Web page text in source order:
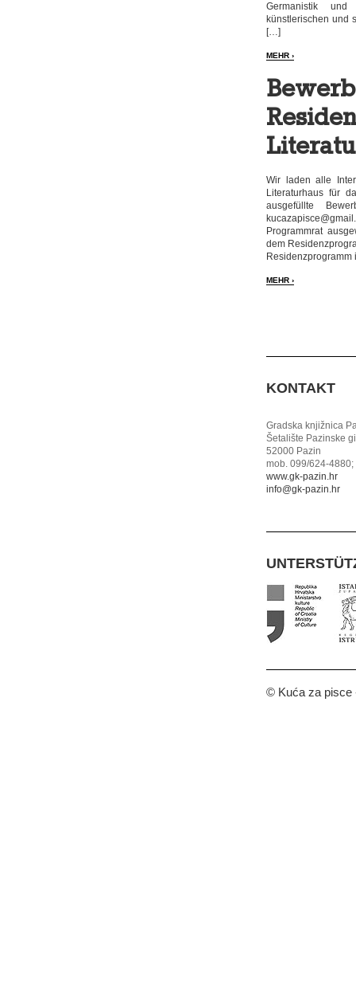
Germanistik
künstlerischen und
[…]
MEHR ›
Wir laden alle
Literaturhaus für
ausgefüllte
Programmrat
dem
MEHR ›
KONTAKT
Gradska knjižnica
Šetalište Pazinske
52000 Pazin
mob. 099/624-
www.gk-pazin.hr
info@gk-pazin.hr
© Kuća za pisce